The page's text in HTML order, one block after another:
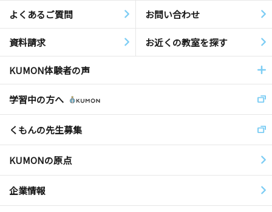
よくあるご質問 お問い合わせ
資料請求 お近くの教室を探す
KUMON体験者の声
学習中の方へ
くもんの先生募集
KUMONの原点
企業情報